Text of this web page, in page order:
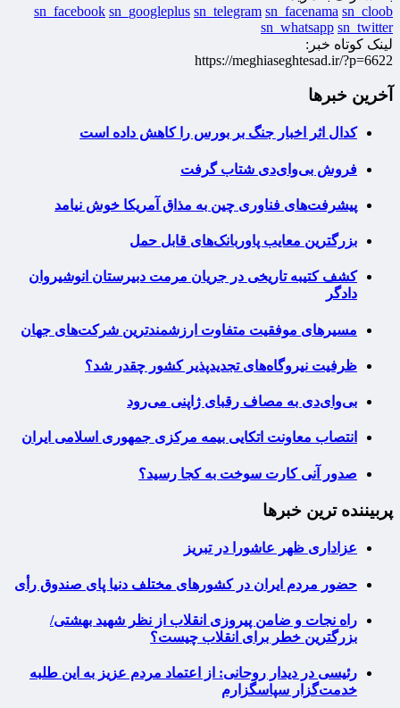
sn_facebook sn_googleplus sn_telegram sn_facenama sn_cloob
sn_whatsapp sn_twitter
لینک کوتاه خبر:
https://meghiaseghtesad.ir/?p=6622
آخرین خبرها
کدال اثر اخبار جنگ بر بورس را کاهش داده است
فروش بی‌وای‌دی شتاب گرفت
پیشرفت‌های فناوری چین به مذاق آمریکا خوش نیامد
بزرگترین معایب پاوربانک‌های قابل حمل
کشف کتیبه تاریخی در جریان مرمت دبیرستان انوشیروان
دادگر
مسیرهای موفقیت متفاوت ارزشمندترین شرکت‌های جهان
ظرفیت نیروگاه‌های تجدیدپذیر کشور چقدر شد؟
بی‌وای‌دی به مصاف رقبای ژاپنی می‌رود
انتصاب معاونت اتکایی بیمه مرکزی جمهوری اسلامی ایران
صدور آنی کارت سوخت به کجا رسید؟
پربیننده ترین خبرها
عزاداری ظهر عاشورا در تبریز
حضور مردم ایران در کشورهای مختلف دنیا پای صندوق رأی
راه نجات و ضامن پیروزی انقلاب از نظر شهید بهشتی/
بزرگترین خطر برای انقلاب چیست؟
رئیسی در دیدار روحانی: از اعتماد مردم عزیز به این طلبه
خدمت‌گزار سپاسگزارم